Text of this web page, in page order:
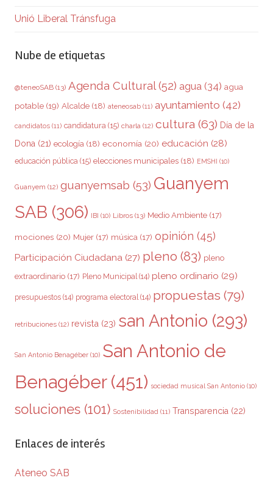
Unió Liberal Tránsfuga
Nube de etiquetas
@teneoSAB (13) Agenda Cultural(52) agua (34) agua
potable (19) Alcalde (18) ateneosab (11) ayuntamiento (42)
candidatos (11) candidatura (15) charla (12) cultura (63) Día de la
Dona (21) ecología (18) economía (20) educación (28)
educación pública (15) elecciones municipales (18) EMSHI (10)
Guanyem (12) guanyemsab (53) Guanyem
SAB (306) IBI (10) Libros (13) Medio Ambiente (17)
mociones (20) Mujer (17) música (17) opinión (45)
Participación Ciudadana (27) pleno (83) pleno
extraordinario (17) Pleno Municipal (14) pleno ordinario (29)
presupuestos (14) programa electoral (14) propuestas (79)
retribuciones (12) revista (23) san Antonio (293)
San Antonio Benagéber (10) San Antonio de
Benagéber(451) sociedad musical San Antonio (10)
soluciones (101) Sostenibilidad (11) Transparencia (22)
Enlaces de interés
Ateneo SAB